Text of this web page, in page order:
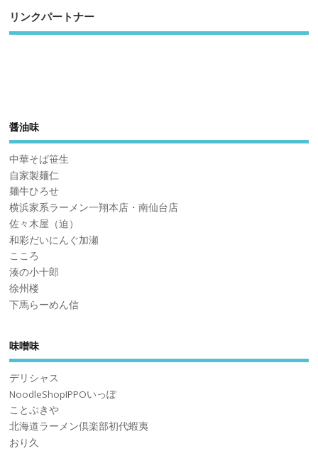
リンクパートナー
醤油味
中華そば笹生
自家製麺仁
麺牛ひろせ
横浜家系ラーメン一翔本店・南仙台店
佐々木屋（迫）
和彩だいにんぐ加瀬
こころ
湊の小十郎
徐州楼
下馬らーめん信
味噌味
デリシャス
NoodleShopIPPOいっぽ
ことぶきや
北海道ラーメン倶楽部初代蝦夷
おり久